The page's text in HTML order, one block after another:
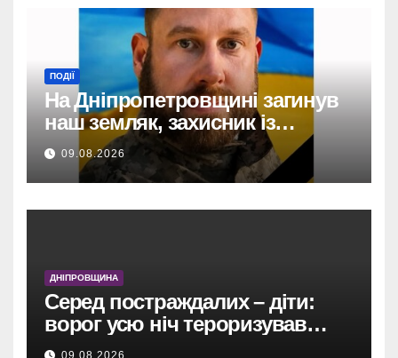
ПОДІЇ
На Дніпропетровщині загинув
наш земляк, захисник із
Кам’янського Олександр
Андрієнко.
09.08.2026
ДНІПРОВЩИНА
Серед постраждалих – діти:
ворог усю ніч тероризував
Дніпропетровщину
09.08.2026